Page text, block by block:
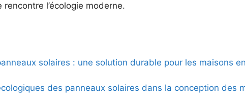
l’écologie moderne.
solaires : ⁤une solution ‍durable pour les maisons
des panneaux solaires dans la‍ conception des